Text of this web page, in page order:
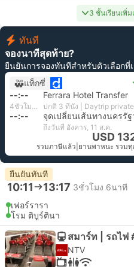
3 ชั้นเรียนเพิ่
ทันที
จองนาทีสุดท้าย?
ยืนยันการจองทันทีสำหรับตัวเลือกที่
แท็กซี่
--:-- Ferrara Hotel Transfer
4ชั่วโมง 28นาที
--:--
ถึงวันที่ อังคาร, 11 ส.ค.
USD
รวมภาษีแล้ว ยานพาหนะ รวมทุ
ยืนยันทันที
10:11 13:17 3ชั่วโมง 6นาที
เฟอร์รารา
โรม ติบูร์ตินา
สมาร์ท | รถไฟ
NTV